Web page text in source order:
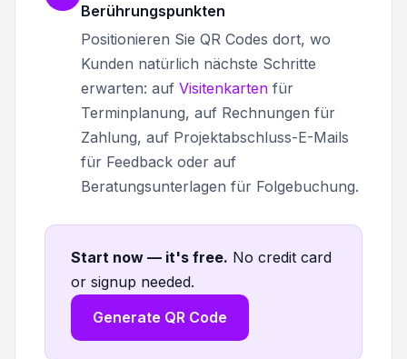
Berührungspunkten
Positionieren Sie QR Codes dort, wo
Kunden natürlich nächste Schritte
erwarten: auf Visitenkarten für
Terminplanung, auf Rechnungen für
Zahlung, auf Projektabschluss-E-Mails
für Feedback oder auf
Beratungsunterlagen für Folgebuchung.
Start now — it's free. No credit card
or signup needed.
Generate QR Code